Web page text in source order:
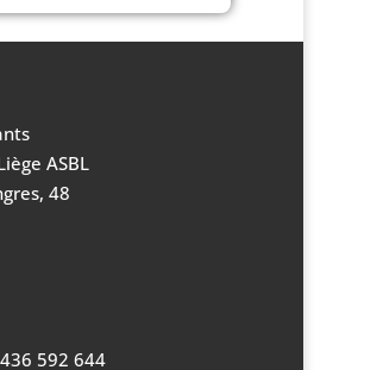
ASBL
48
592 644